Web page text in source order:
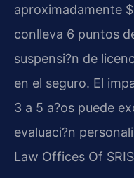
aproximadamente
conlleva 6 puntos
suspensi?n de
en el seguro. El
3 a 5 a?os puede
evaluaci?n
Law Offices Of